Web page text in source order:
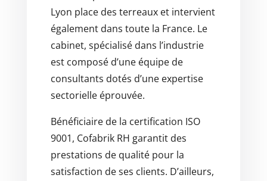
Lyon place des terreaux et intervient
également dans toute la France. Le
cabinet, spécialisé dans l’industrie
est composé d’une équipe de
consultants dotés d’une expertise
sectorielle éprouvée.
Bénéficiaire de la certification ISO
9001, Cofabrik RH garantit des
prestations de qualité pour la
satisfaction de ses clients. D’ailleurs,